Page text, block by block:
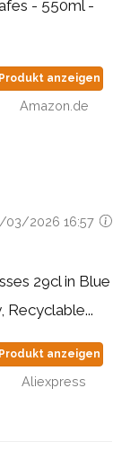
- 550ml -
Produkt anzeigen
Amazon.de
03/2026 16:57
29cl in Blue
Recyclable...
Produkt anzeigen
Aliexpress